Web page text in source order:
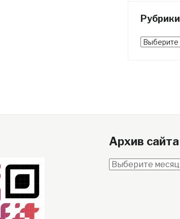
Рубрики
Рубрики
Архив сайта
Архив